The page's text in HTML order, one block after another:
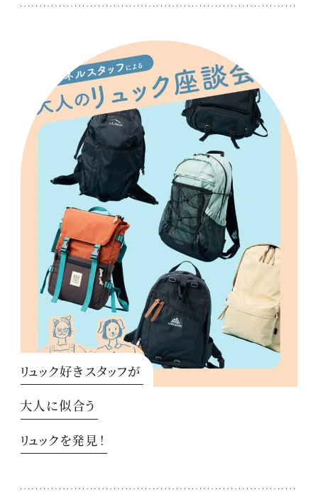
リュック好きスタッフが
大人に似合う
リュックを発見！